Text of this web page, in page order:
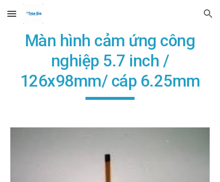
Skip to main content Skip to navigation
Màn hình cảm ứng công
nghiệp 5.7 inch /
126x98mm/ cáp 6.25mm